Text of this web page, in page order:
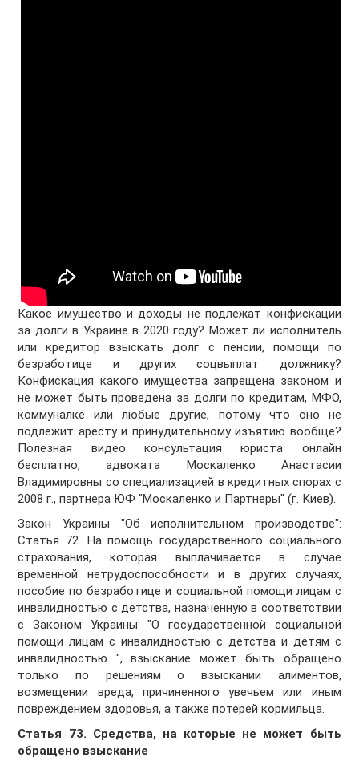
Какое имущество и доходы не подлежат конфискации
за долги в Украине в 2020 году? Может ли исполнитель
или кредитор взыскать долг с пенсии, помощи по
безработице и других соцвыплат должнику?
Конфискация какого имущества запрещена законом и
не может быть проведена за долги по кредитам, МФО,
коммуналке или любые другие, потому что оно не
подлежит аресту и принудительному изъятию вообще?
Полезная видео консультация юриста онлайн
бесплатно, адвоката Москаленко Анастасии
Владимировны со специализацией в кредитных спорах с
2008 г., партнера ЮФ "Москаленко и Партнеры" (г. Киев).
Закон Украины "Об исполнительном производстве":
Статья 72. На помощь государственного социального
страхования, которая выплачивается в случае
временной нетрудоспособности и в других случаях,
пособие по безработице и социальной помощи лицам с
инвалидностью с детства, назначенную в соответствии
с Законом Украины "О государственной социальной
помощи лицам с инвалидностью с детства и детям с
инвалидностью ", взыскание может быть обращено
только по решениям о взыскании алиментов,
возмещении вреда, причиненного увечьем или иным
повреждением здоровья, а также потерей кормильца.
Статья 73. Средства, на которые не может быть
обращено взыскание